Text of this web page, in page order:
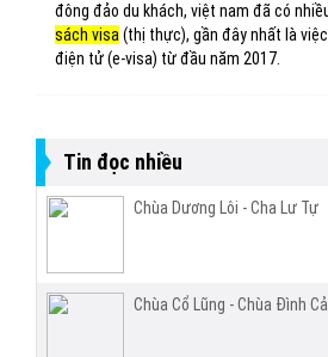
đông đảo du khách, việt nam đã có
sách visa (thị thực), gần đây nhất là
điện tử (e-visa) từ đầu năm 2017.
Tin đọc nhiều
Chùa Dương Lôi - Cha Lư Tự
Chùa Cổ Lũng - Chùa Đình